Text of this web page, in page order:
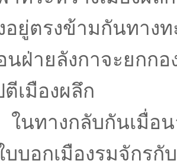
อยู่ตรงข้ามกันทางท
นฝ่ายลังกาจะยกก
เมืองผลึก
ในทางกลับกันเมื่อ
บบอกเมืองรมจักรกั